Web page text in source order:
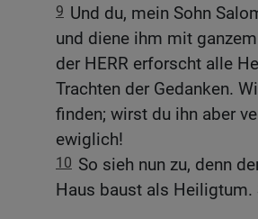
9 Und du, mein Sohn
und diene ihm mit
der HERR erforscht alle
Trachten der Gedanken.
finden; wirst du ihn aber
ewiglich!
10 So sieh nun zu, denn
Haus baust als